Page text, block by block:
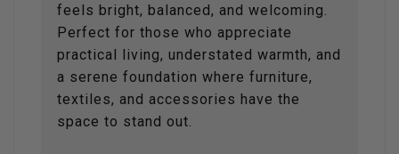
feels bright, balanced, and welcoming.
Perfect for those who appreciate
practical living, understated warmth, and
a serene foundation where furniture,
textiles, and accessories have the
space to stand out.